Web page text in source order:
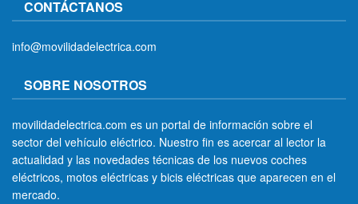
CONTÁCTANOS
info@movilidadelectrica.com
SOBRE NOSOTROS
movilidadelectrica.com es un portal de información sobre el
sector del vehículo eléctrico. Nuestro fin es acercar al lector la
actualidad y las novedades técnicas de los nuevos coches
eléctricos, motos eléctricas y bicis eléctricas que aparecen en el
mercado.